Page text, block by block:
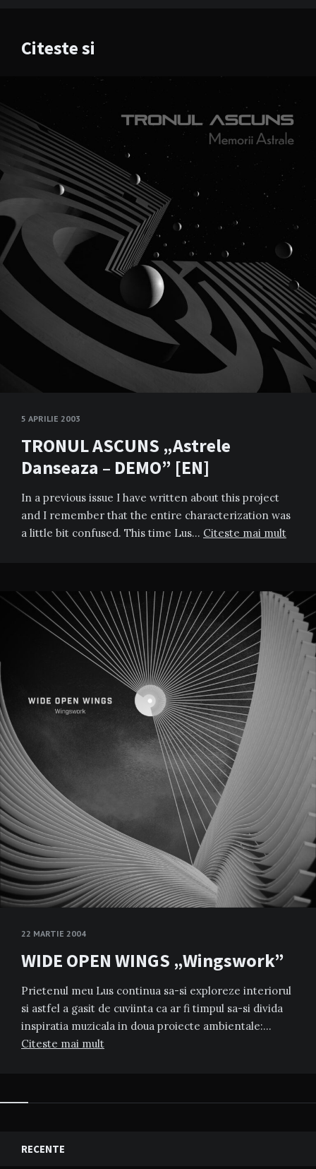
Citeste si
5 APRILIE 2003
TRONUL ASCUNS „Astrele
Danseaza – DEMO” [EN]
In a previous issue I have written about this project
and I remember that the entire characterization was
a little bit confused. This time Lus… Citeste mai mult
22 MARTIE 2004
WIDE OPEN WINGS „Wingswork”
Prietenul meu Lus continua sa-si exploreze interiorul
si astfel a gasit de cuviinta ca ar fi timpul sa-si divida
inspiratia muzicala in doua proiecte ambientale:…
Citeste mai mult
RECENTE